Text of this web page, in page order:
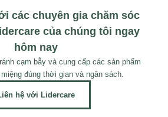
các chuyên gia chăm sóc
của chúng tôi ngay
hôm nay
cạm bẫy và cung cấp các sản phẩm
đúng thời gian và ngân sách.
hệ với Lidercare